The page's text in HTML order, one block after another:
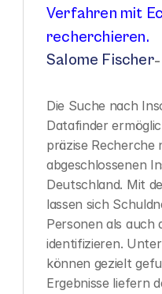
Verfahren mit
recherchieren.
Salome Fischer
Die Suche nach
Datafinder
präzise Recherche
abgeschlossenen
Deutschland. Mit
lassen sich
Personen als auch
identifizieren.
können gezielt
Ergebnisse liefern